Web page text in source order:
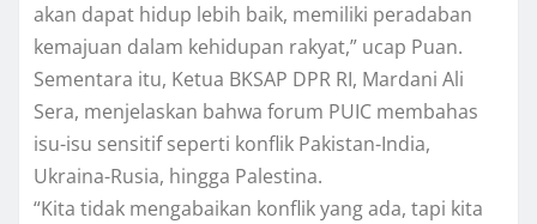
akan dapat hidup lebih baik, memiliki peradaban
kemajuan dalam kehidupan rakyat,” ucap Puan.
Sementara itu, Ketua BKSAP DPR RI, Mardani Ali
Sera, menjelaskan bahwa forum PUIC membahas
isu-isu sensitif seperti konflik Pakistan-India,
Ukraina-Rusia, hingga Palestina.
“Kita tidak mengabaikan konflik yang ada, tapi kita